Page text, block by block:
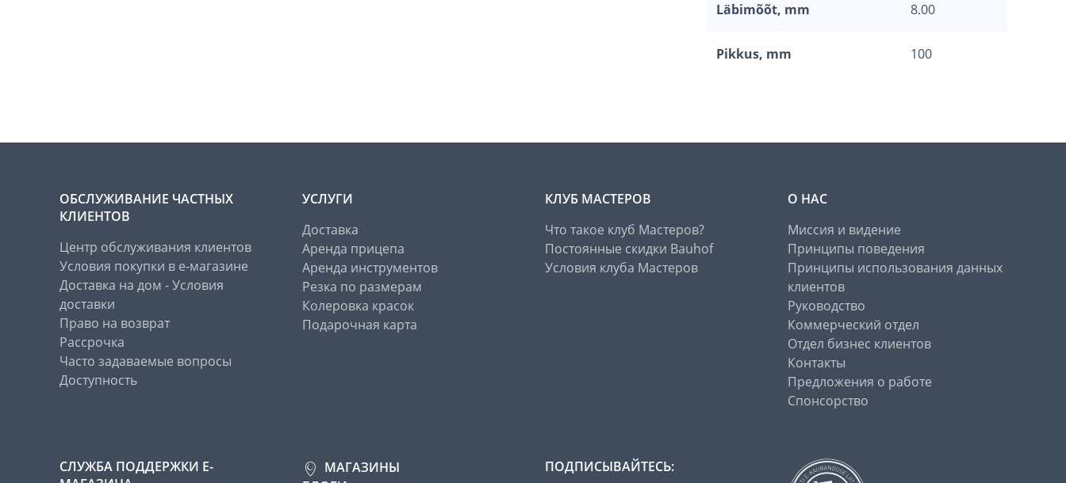
Läbimõõt, mm 8.00
Pikkus, mm 100
ОБСЛУЖИВАНИЕ ЧАСТНЫХ
КЛИЕНТОВ
Центр обслуживания клиентов
Условия покупки в е-магазине
Доставка на дом - Условия
доставки
Право на возврат
Рассрочка
Часто задаваемые вопросы
Доступность
УСЛУГИ
Доставка
Аренда прицепа
Аренда инструментов
Резка по размерам
Колеровка красок
Подарочная карта
КЛУБ МАСТЕРОВ
Что такое клуб Мастеров?
Постоянные скидки Bauhof
Условия клуба Мастеров
О НАС
Миссия и видение
Принципы поведения
Принципы использования данных
клиентов
Руководство
Коммерческий отдел
Отдел бизнес клиентов
Контакты
Предложения о работе
Спонсорство
СЛУЖБА ПОДДЕРЖКИ Е-
МАГАЗИНЫ
ПОДПИСЫВАЙТЕСЬ: